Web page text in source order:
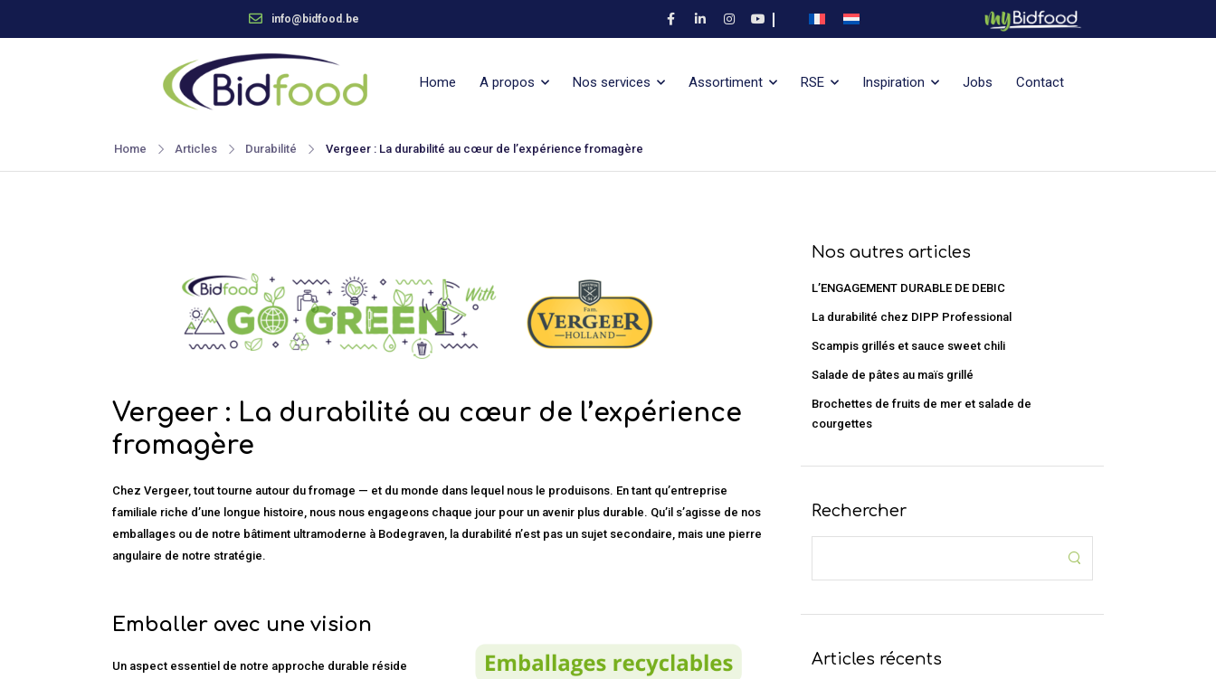
info@bidfood.be
Home A propos Nos services Assortiment RSE Inspiration Jobs Contact
Home Articles Durabilité Vergeer : La durabilité au cœur de l’expérience fromagère
Nos autres articles
L’ENGAGEMENT DURABLE DE DEBIC
La durabilité chez DIPP Professional
Scampis grillés et sauce sweet chili
Salade de pâtes au maïs grillé
Brochettes de fruits de mer et salade de
courgettes
Rechercher
Articles récents
Vergeer : La durabilité au cœur de l’expérience
fromagère
Chez Vergeer, tout tourne autour du fromage — et du monde dans lequel nous le produisons. En tant qu’entreprise
familiale riche d’une longue histoire, nous nous engageons chaque jour pour un avenir plus durable. Qu’il s’agisse de nos
emballages ou de notre bâtiment ultramoderne à Bodegraven, la durabilité n’est pas un sujet secondaire, mais une pierre
angulaire de notre stratégie.
Emballer avec une vision
Un aspect essentiel de notre approche durable réside